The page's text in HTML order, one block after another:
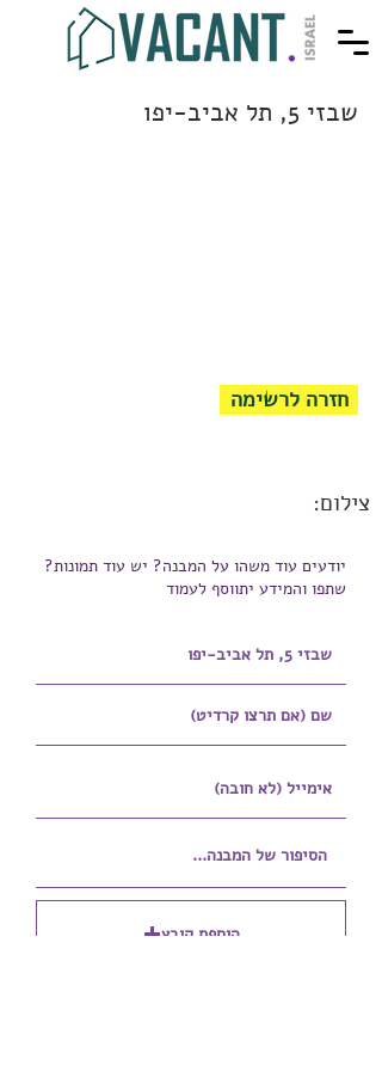
שבזי 5, תל אביב-יפו
חזרה לרשימה
צילום:
יודעים עוד משהו על המבנה? יש עוד תמונות?
שתפו והמידע יתווסף לעמוד
הוספת קובץ